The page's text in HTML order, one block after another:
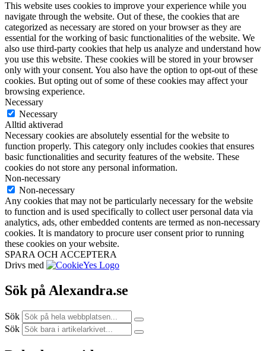
This website uses cookies to improve your experience while you
navigate through the website. Out of these, the cookies that are
categorized as necessary are stored on your browser as they are
essential for the working of basic functionalities of the website. We
also use third-party cookies that help us analyze and understand how
you use this website. These cookies will be stored in your browser
only with your consent. You also have the option to opt-out of these
cookies. But opting out of some of these cookies may affect your
browsing experience.
Necessary
Necessary
Alltid aktiverad
Necessary cookies are absolutely essential for the website to
function properly. This category only includes cookies that ensures
basic functionalities and security features of the website. These
cookies do not store any personal information.
Non-necessary
Non-necessary
Any cookies that may not be particularly necessary for the website
to function and is used specifically to collect user personal data via
analytics, ads, other embedded contents are termed as non-necessary
cookies. It is mandatory to procure user consent prior to running
these cookies on your website.
SPARA OCH ACCEPTERA
Drivs med
Sök på Alexandra.se
Sök
Sök